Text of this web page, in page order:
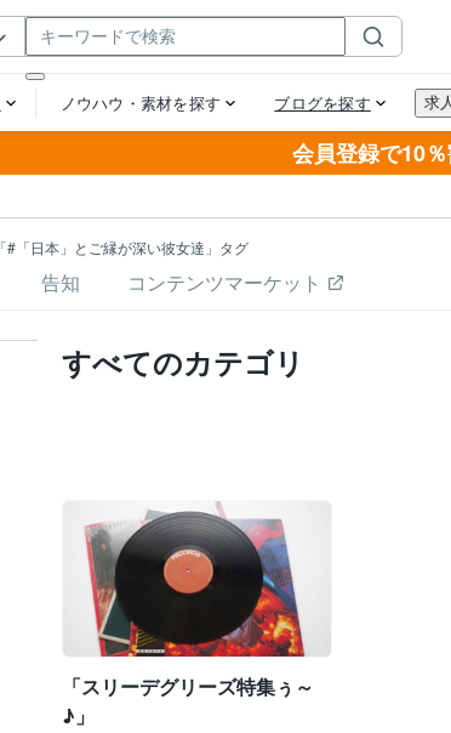
会員登録で10
「#「日本」とご縁が深い彼女達」タグ
告知 コンテンツマーケット
すべてのカテゴリ
「スリーデグリーズ特集ぅ～
♪」